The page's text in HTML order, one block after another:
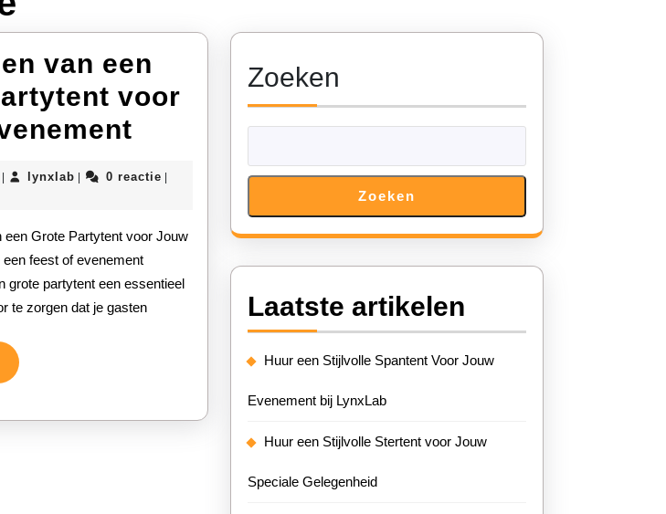
van een
voor
Voordelen
een
Grote
Partytent
voor
Evenement
lynxlablynxlab0 reactie
feest of evenement
grote partytent een essentieel
te zorgen dat je gasten
Zoeken
Zoeken
Laatste artikelen
Huur een Stijlvolle Spantent Voor Jouw
Evenement bij LynxLab
Huur een Stijlvolle Stertent voor Jouw
Speciale Gelegenheid